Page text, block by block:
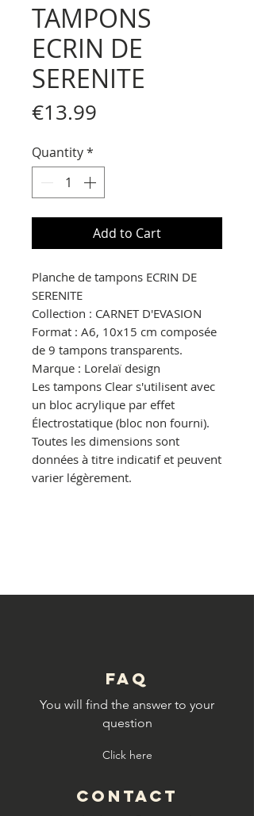
TAMPONS
ECRIN DE
SERENITE
€13.99
Quantity*
Add to Cart
Planche de tampons ECRIN DE
SERENITE
Collection : CARNET D'EVASION
Format : A6, 10x15 cm composée
de 9 tampons transparents.
Marque : Lorelaï design
Les tampons Clear s'utilisent avec
un bloc acrylique par effet
Électrostatique (bloc non fourni).
Toutes les dimensions sont
données à titre indicatif et peuvent
varier légèrement.
FAQ
You will find the answer to your
question
Click here
CONTACT